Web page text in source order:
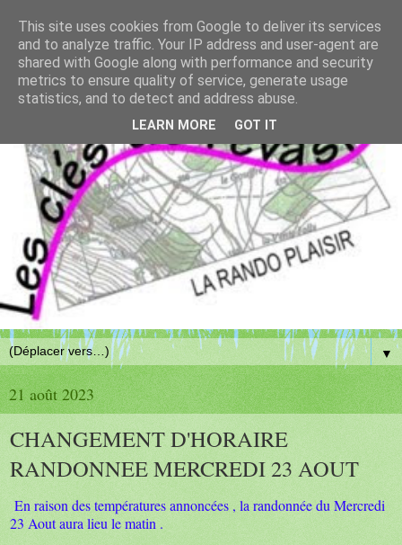
▼
21 août 2023
CHANGEMENT D'HORAIRE
RANDONNEE MERCREDI 23 AOUT
En raison des températures annoncées , la randonnée du Mercredi
23 Aout aura lieu le matin .
This site uses cookies from Google to deliver its services
and to analyze traffic. Your IP address and user-agent are
shared with Google along with performance and security
metrics to ensure quality of service, generate usage
statistics, and to detect and address abuse.
LEARN MORE GOT IT